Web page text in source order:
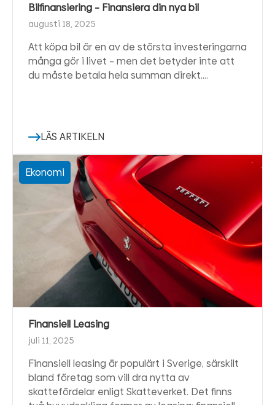
Bilfinansiering – Finansiera din nya bil
augusti 18, 2025
Att köpa bil är en av de största investeringarna
många gör i livet – men det betyder inte att
du måste betala hela summan direkt.…
LÄS ARTIKELN
Ekonomi
Finansiell Leasing
juli 11, 2025
Finansiell leasing är populärt i Sverige, särskilt
bland företag som vill dra nytta av
skattefördelar enligt Skatteverket. Det finns